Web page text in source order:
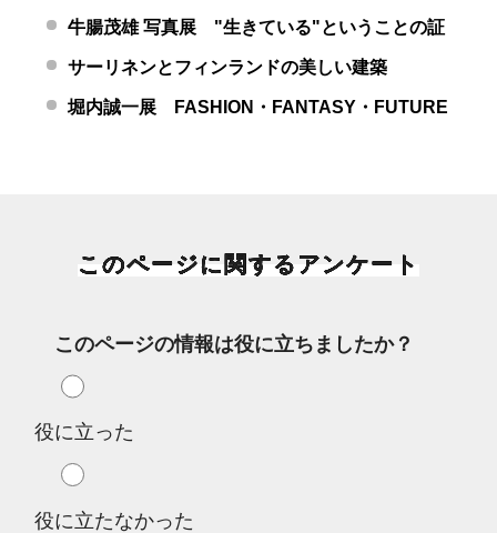
牛腸茂雄 写真展 "生きている"ということの証
サーリネンとフィンランドの美しい建築
堀内誠一展 FASHION・FANTASY・FUTURE
このページに関するアンケート
このページの情報は役に立ちましたか？
役に立った
役に立たなかった